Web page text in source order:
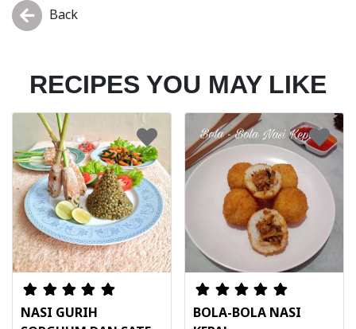
Back
RECIPES YOU MAY LIKE
NASI GURIH
BOLA-BOLA NASI